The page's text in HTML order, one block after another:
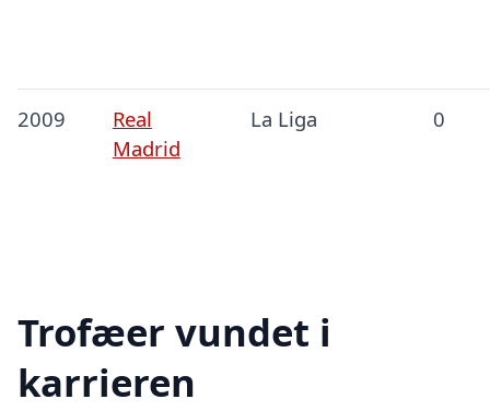
2009
Real
Madrid
La Liga 0
Trofæer vundet i
karrieren